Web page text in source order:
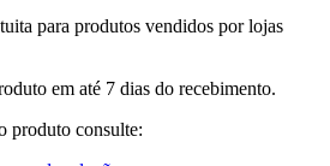
para produtos vendidos por lojas
em até 7 dias do recebimento.
produto consulte: